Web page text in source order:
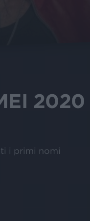
i primi nomi